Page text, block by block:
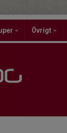
Övrigt